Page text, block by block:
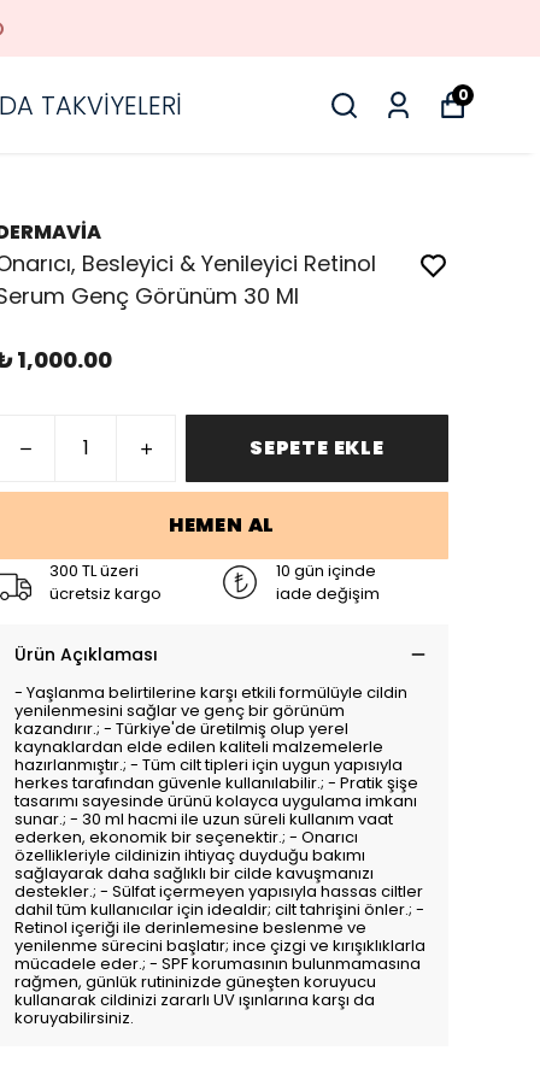
TAKVİYELERİ 0
Besleyici & Yenileyici Retinol
Genç Görünüm 30 Ml
1,000.00
SEPETE EKLE
HEMEN AL
300 TL üzeri
ücretsiz kargo
10 gün içinde
iade değişim
Ürün Açıklaması
- Yaşlanma belirtilerine karşı etkili formülüyle cildin
yenilenmesini sağlar ve genç bir görünüm
kazandırır.; - Türkiye'de üretilmiş olup yerel
kaynaklardan elde edilen kaliteli malzemelerle
hazırlanmıştır.; - Tüm cilt tipleri için uygun yapısıyla
herkes tarafından güvenle kullanılabilir.; - Pratik şişe
tasarımı sayesinde ürünü kolayca uygulama imkanı
sunar.; - 30 ml hacmi ile uzun süreli kullanım vaat
ederken, ekonomik bir seçenektir.; - Onarıcı
özellikleriyle cildinizin ihtiyaç duyduğu bakımı
sağlayarak daha sağlıklı bir cilde kavuşmanızı
destekler.; - Sülfat içermeyen yapısıyla hassas ciltler
dahil tüm kullanıcılar için idealdir; cilt tahrişini önler.; -
Retinol içeriği ile derinlemesine beslenme ve
yenilenme sürecini başlatır; ince çizgi ve kırışıklıklarla
mücadele eder.; - SPF korumasının bulunmamasına
rağmen, günlük rutininizde güneşten koruyucu
kullanarak cildinizi zararlı UV ışınlarına karşı da
koruyabilirsiniz.